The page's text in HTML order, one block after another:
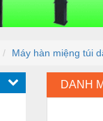
Máy hàn miệng túi
DANH